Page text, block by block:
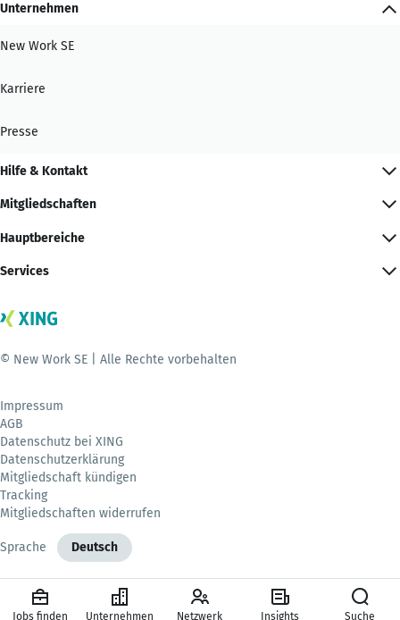
Unternehmen
New Work SE
Karriere
Presse
Hilfe & Kontakt
Mitgliedschaften
Hauptbereiche
Services
© New Work SE | Alle Rechte vorbehalten
Impressum
AGB
Datenschutz bei XING
Datenschutzerklärung
Mitgliedschaft kündigen
Tracking
Mitgliedschaften widerrufen
Sprache Deutsch
Jobs finden Unternehmen Netzwerk Insights Suche